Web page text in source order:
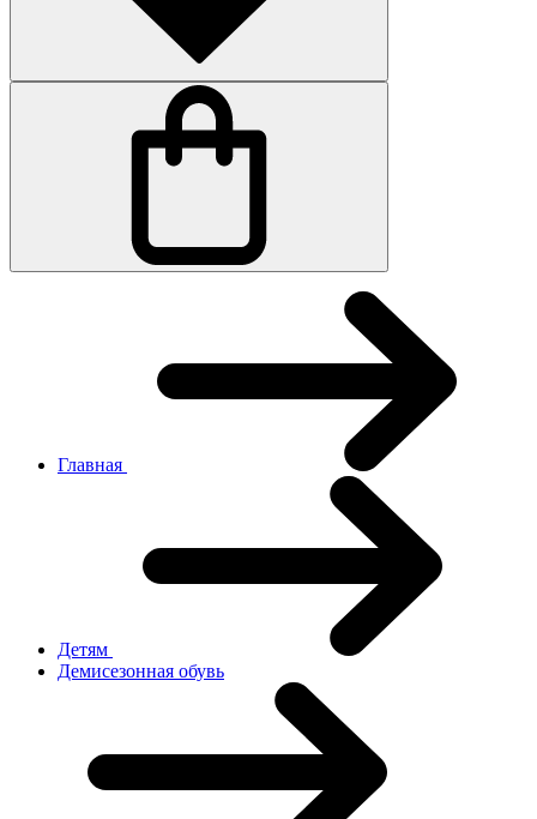
Главная
Детям
Демисезонная обувь